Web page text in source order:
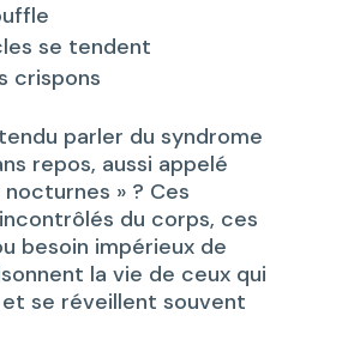
se tendent
crispons
parler du syndrome
repos, aussi appelé
» ? Ces
du corps, ces
besoin impérieux de
la vie de ceux qui
se réveillent souvent